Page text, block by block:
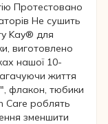
Протестовано
Не сушить
Kay® для
виготовлено
нашої 10-
життя
флакон, тюбики
Care роблять
зменшити